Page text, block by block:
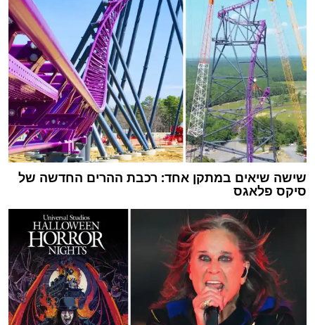
שישה שיאים במתקן אחד: רכבת ההרים החדשה של
סיקס פלאגס